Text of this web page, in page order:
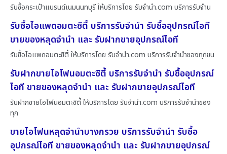
รับซื้อกระเป๋าแบรนด์เนมนนทบุรี ให้บริการโดย รับจํานํา.com บริการรับจำน
รับซื้อไอแพดอมตะซิตี้ บริการรับจำนำ รับซื้ออุปกรณ์ไอที
ขายของหลุดจำนำ และ รับฝากขายอุปกรณ์ไอที
รับซื้อไอแพดอมตะซิตี้ ให้บริการโดย รับจํานํา.com บริการรับจำนำของทุกชน
รับฝากขายไอโฟนอมตะซิตี้ บริการรับจำนำ รับซื้ออุปกรณ์
ไอที ขายของหลุดจำนำ และ รับฝากขายอุปกรณ์ไอที
รับฝากขายไอโฟนอมตะซิตี้ ให้บริการโดย รับจํานํา.com บริการรับจำนำของ
ทุก
ขายไอโฟนหลุดจำนำบางกรวย บริการรับจำนำ รับซื้อ
อุปกรณ์ไอที ขายของหลุดจำนำ และ รับฝากขายอุปกรณ์